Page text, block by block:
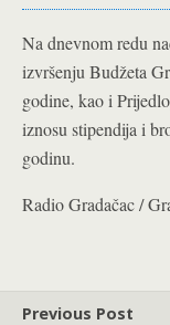
Na dnevnom redu
izvršenju Budžeta
godine, kao i
iznosu stipendija i
godinu.
Radio Gradačac /
Previous Post